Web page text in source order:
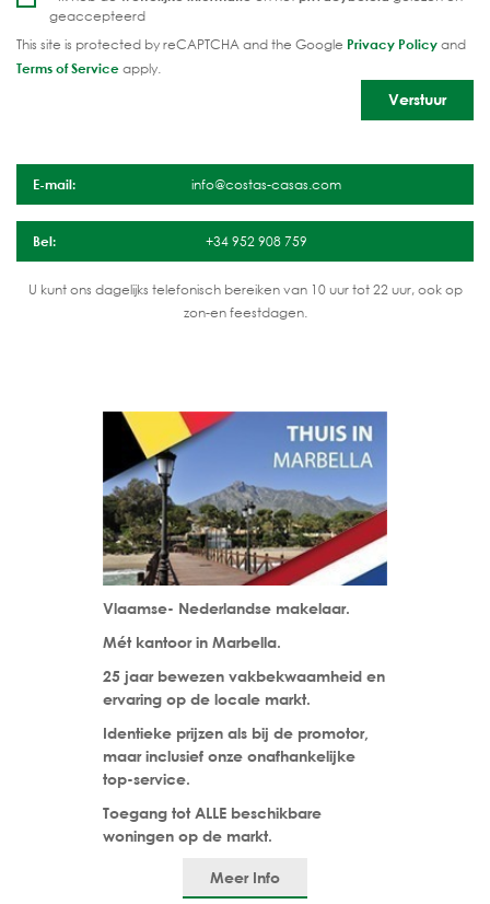
geaccepteerd
This site is protected by reCAPTCHA and the Google Privacy Policyand
Terms of Serviceapply.
E-mail: info@costas-casas.com
Bel: +34 952 908 759
U kunt ons dagelijks telefonisch bereiken van 10 uur tot 22 uur, ook op
zon-en feestdagen.
Vlaamse- Nederlandse makelaar.
Mét kantoor in Marbella.
25 jaar bewezen vakbekwaamheid en
ervaring op de locale markt.
Identieke prijzen als bij de promotor,
maar inclusief onze onafhankelijke
top-service.
Toegang tot ALLE beschikbare
woningen op de markt.
Meer Info